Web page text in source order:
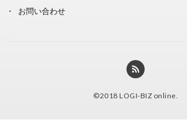
お問い合わせ
©2018 LOGI-BIZ online.